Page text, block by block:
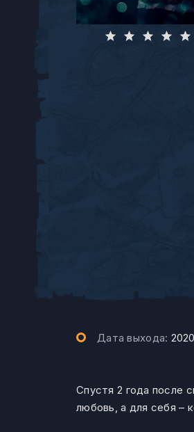
Дата выхода:
Спустя 2 года после
любовь, а для себя –